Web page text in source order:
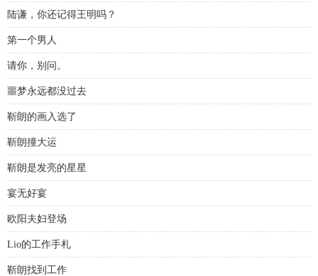
陆谦，你还记得王明吗？
第一个男人
请你，别问。
噩梦永远都没过去
靳朗的画入选了
靳朗撞大运
靳朗是发亮的星星
宴无好宴
欧阳夫妇登场
Lio的工作手札
靳朗找到工作